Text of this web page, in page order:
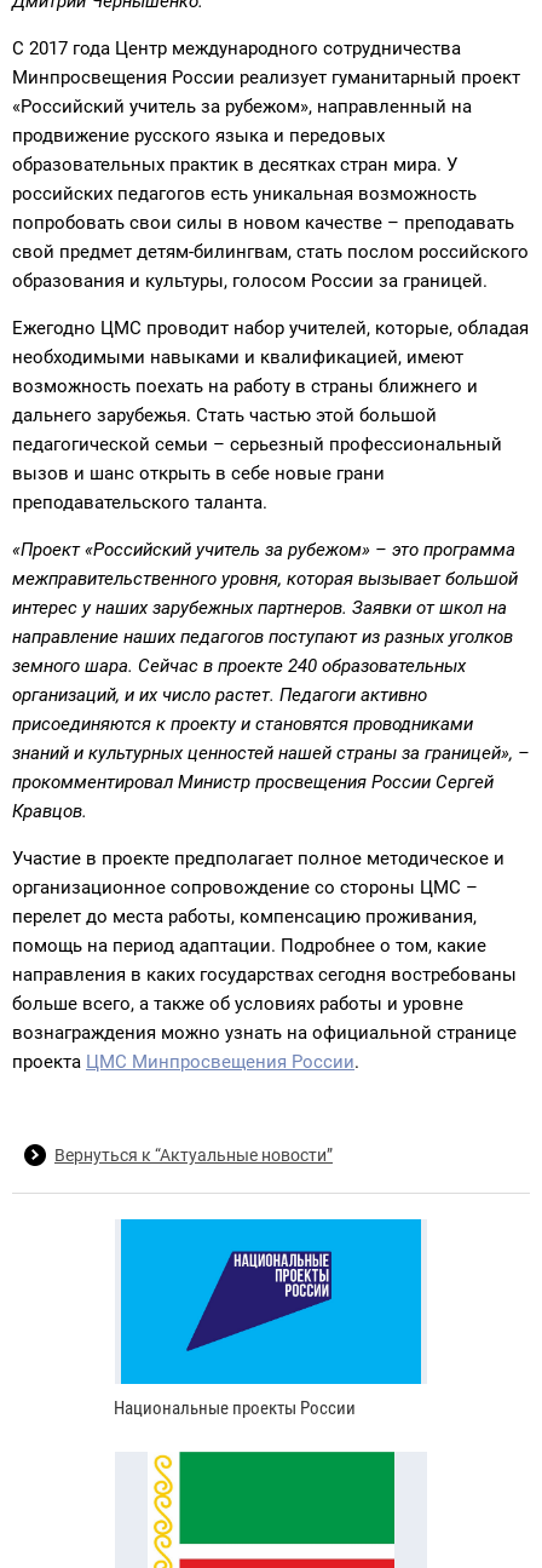
С 2017 года Центр международного сотрудничества
Минпросвещения России реализует гуманитарный проект
«Российский учитель за рубежом», направленный на
продвижение русского языка и передовых
образовательных практик в десятках стран мира. У
российских педагогов есть уникальная возможность
попробовать свои силы в новом качестве – преподавать
свой предмет детям-билингвам, стать послом российского
образования и культуры, голосом России за границей.
Ежегодно ЦМС проводит набор учителей, которые, обладая
необходимыми навыками и квалификацией, имеют
возможность поехать на работу в страны ближнего и
дальнего зарубежья. Стать частью этой большой
педагогической семьи – серьезный профессиональный
вызов и шанс открыть в себе новые грани
преподавательского таланта.
«Проект «Российский учитель за рубежом» – это программа
межправительственного уровня, которая вызывает большой
интерес у наших зарубежных партнеров. Заявки от школ на
направление наших педагогов поступают из разных уголков
земного шара. Сейчас в проекте 240 образовательных
организаций, и их число растет. Педагоги активно
присоединяются к проекту и становятся проводниками
знаний и культурных ценностей нашей страны за границей», –
прокомментировал Министр просвещения России Сергей
Кравцов.
Участие в проекте предполагает полное методическое и
организационное сопровождение со стороны ЦМС –
перелет до места работы, компенсацию проживания,
помощь на период адаптации. Подробнее о том, какие
направления в каких государствах сегодня востребованы
больше всего, а также об условиях работы и уровне
вознаграждения можно узнать на официальной странице
проекта ЦМС Минпросвещения России.
Вернуться к “Актуальные новости”
Национальные проекты России